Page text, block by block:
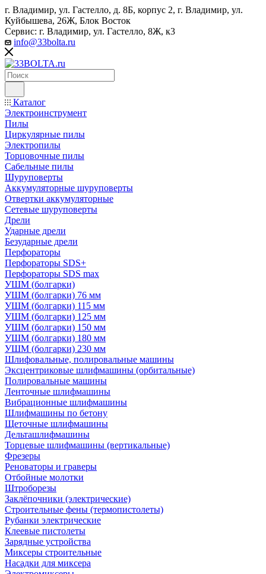
г. Владимир, ул. Гастелло, д. 8Б, корпус 2, г. Владимир, ул. ​
Куйбышева, 26Ж, Блок Восток
Сервис: г. Владимир, ул. Гастелло, 8Ж, к3
info@33bolta.ru
Каталог
Электроинструмент
Пилы
Циркулярные пилы
Электропилы
Торцовочные пилы
Сабельные пилы
Шуруповерты
Аккумуляторные шуруповерты
Отвертки аккумуляторные
Сетевые шуруповерты
Дрели
Ударные дрели
Безударные дрели
Перфораторы
Перфораторы SDS+
Перфораторы SDS max
УШМ (болгарки)
УШМ (болгарки) 76 мм
УШМ (болгарки) 115 мм
УШМ (болгарки) 125 мм
УШМ (болгарки) 150 мм
УШМ (болгарки) 180 мм
УШМ (болгарки) 230 мм
Шлифовальные, полировальные машины
Эксцентриковые шлифмашины (орбитальные)
Полировальные машины
Ленточные шлифмашины
Вибрационные шлифмашины
Шлифмашины по бетону
Щеточные шлифмашины
Дельташлифмашины
Торцевые шлифмашины (вертикальные)
Фрезеры
Реноваторы и граверы
Отбойные молотки
Штроборезы
Заклёпочники (электрические)
Строительные фены (термопистолеты)
Рубанки электрические
Клеевые пистолеты
Зарядные устройства
Миксеры строительные
Насадки для миксера